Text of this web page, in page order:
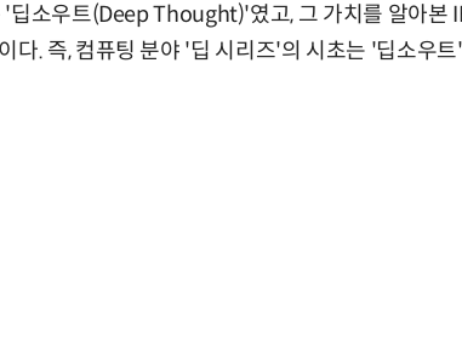
'딥소우트(Deep Thought)'였고, 그 가치를 알아본
다. 즉, 컴퓨팅 분야 '딥 시리즈'의 시초는 '딥소우트